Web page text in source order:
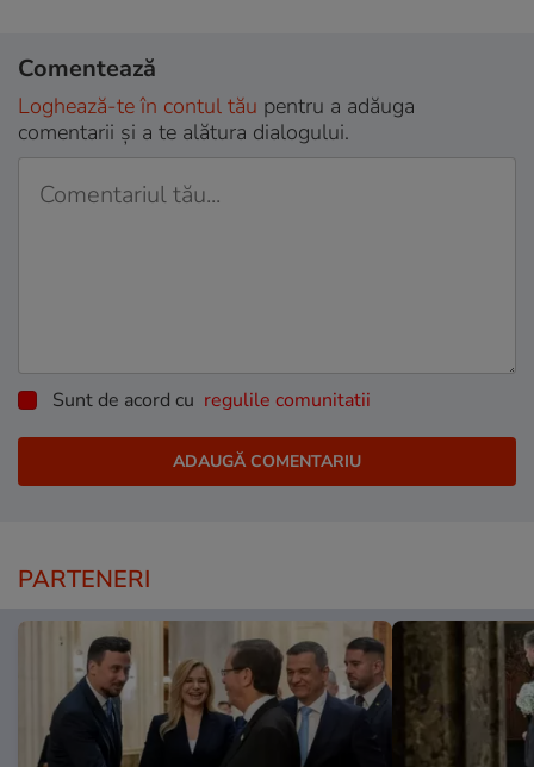
Comentează
Loghează-te în contul tău pentru a adăuga
comentarii și a te alătura dialogului.
Sunt de acord cu regulile comunitatii
PARTENERI